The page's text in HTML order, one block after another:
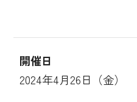
開催日
2024年4月26日（金）